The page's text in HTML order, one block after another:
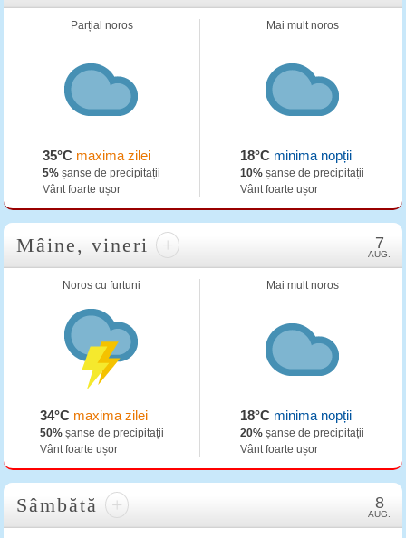
Parțial noros
35°C maxima zilei
5% șanse de precipitații
Vânt foarte ușor
Mai mult noros
18°C minima nopții
10% șanse de precipitații
Vânt foarte ușor
Mâine, vineri + 7
AUG.
Noros cu furtuni
34°Cmaxima zilei
50%șanse de precipitații
Vânt foarte ușor
Mai mult noros
18°C minima nopții
20% șanse de precipitații
Vânt foarte ușor
Sâmbătă + 8
AUG.